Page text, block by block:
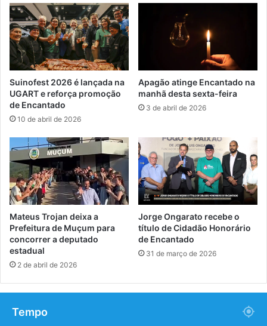
Suinofest 2026 é lançada na
UGART e reforça promoção
de Encantado
10 de abril de 2026
Apagão atinge Encantado na
manhã desta sexta-feira
3 de abril de 2026
Mateus Trojan deixa a
Prefeitura de Muçum para
concorrer a deputado
estadual
2 de abril de 2026
Jorge Ongarato recebe o
título de Cidadão Honorário
de Encantado
31 de março de 2026
Tempo